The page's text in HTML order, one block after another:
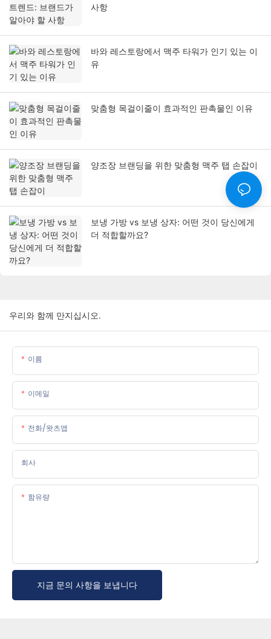
사항
바와 레스토랑에서 맥주 타워가 인기 있는 이
유
맞춤형 목걸이줄이 효과적인 판촉물인 이유
양조장 브랜딩을 위한 맞춤형 맥주 탭 손잡이
보냉 가방 vs 보냉 상자: 어떤 것이 당신에게
더 적합할까요?
우리와 함께 만지십시오.
이름
이메일
전화/왓츠앱
회사
함유량
지금 문의 사항을 보냅니다